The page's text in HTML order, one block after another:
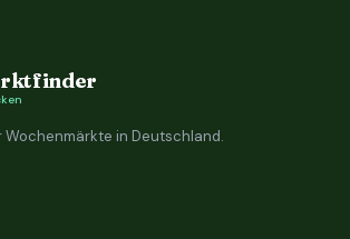
Wochenmärkte in Deutschland.